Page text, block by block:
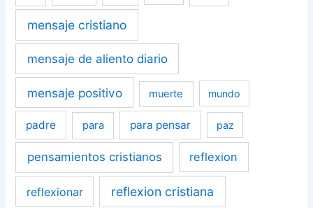
mensaje cristiano
mensaje de aliento diario
mensaje positivo muerte mundo
padre para para pensar paz
pensamientos cristianos reflexion
reflexionar reflexion cristiana